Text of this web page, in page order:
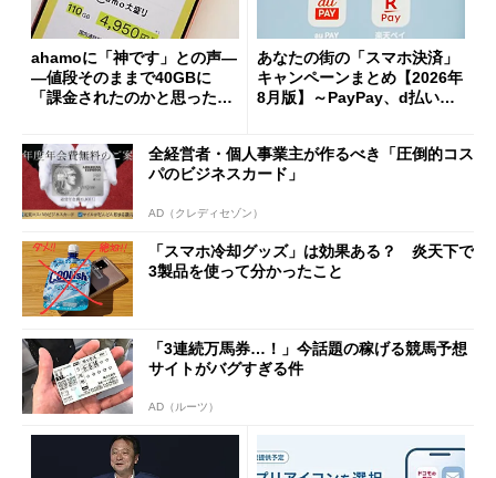
ahamoに「神です」との声―
―値段そのままで40GBに
「課金されたのかと思った」
あなたの街の「スマホ決済」
キャンペーンまとめ【2026年
8月版】～PayPay、d払い、a
全経営者・個人事業主が作るべき「圧倒的コス
パのビジネスカード」
AD（クレディセゾン）
「スマホ冷却グッズ」は効果ある？ 炎天下で
3製品を使って分かったこと
「3連続万馬券…！」今話題の稼げる競馬予想
サイトがバグすぎる件
AD（ルーツ）